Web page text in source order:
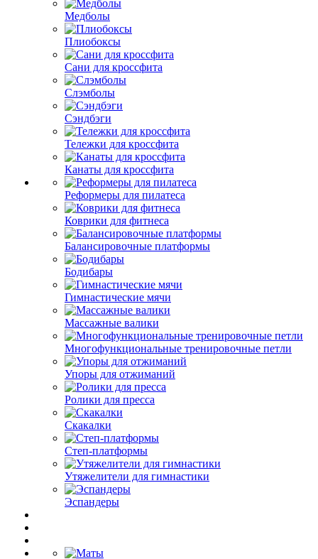
Медболы
Плиобоксы
Сани для кроссфита
Слэмболы
Сэндбэги
Тележки для кроссфита
Канаты для кроссфита
Реформеры для пилатеса
Коврики для фитнеса
Балансировочные платформы
Бодибары
Гимнастические мячи
Массажные валики
Многофункциональные тренировочные петли
Упоры для отжиманий
Ролики для пресса
Скакалки
Степ-платформы
Утяжелители для гимнастики
Эспандеры